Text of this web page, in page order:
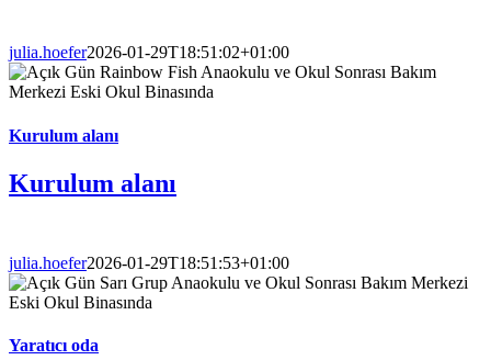
julia.hoefer2026-01-29T18:51:02+01:00
Kurulum alanı
Kurulum alanı
julia.hoefer2026-01-29T18:51:53+01:00
Yaratıcı oda